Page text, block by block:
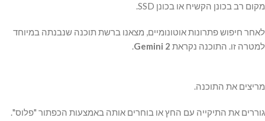
מקום רב בכונן הקשיח או בכונן SSD.
לאחר חיפוש פתרונות אוטונומיים, מצאנו ברשת תוכנה שנבנתה במיוחד
למטרה זו. התוכנה נקראת
Gemini 2
.
מריצים את התוכנה.
גוררים את התיקייה עם החץ או בוחרים אותה באמצעות הכפתור "פלוס".